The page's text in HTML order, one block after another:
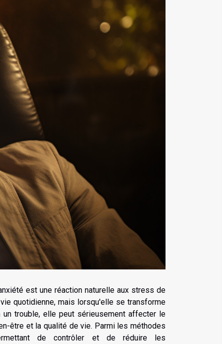
est une réaction naturelle aux stress de
quotidienne, mais lorsqu'elle se transforme
un trouble, elle peut sérieusement affecter le
être et la qualité de vie. Parmi les méthodes
de contrôler et de réduire les